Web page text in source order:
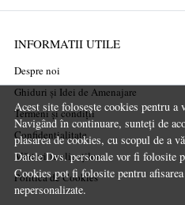
Acest site folosește cookies pentru
Navigând în continuare, sunteți de
plasarea de cookies, cu scopul de a
Datele Dvs. personale vor fi folosite
Cookies pot fi folosite pentru
nepersonalizate.
INFORMATII UTILE
Despre noi
Ghiduri și Idei de Amenajare
Termeni și condiții
Confidențialitate
Mărturiile clienților
Politica de Cookies